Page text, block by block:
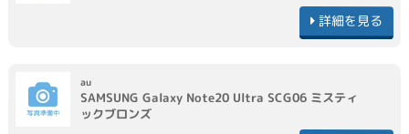
詳細を見る
au
SAMSUNG Galaxy Note20 Ultra SCG06 ミスティ
ックブロンズ